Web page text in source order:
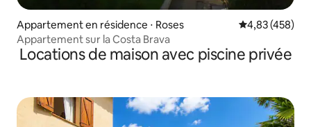
Appartement en résidence ⋅ Roses Évaluation
4,83 (458)
Appartement sur la Costa Brava
Locations de maison avec piscine privée